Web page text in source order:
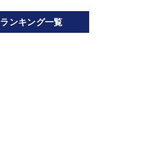
ランキング一覧